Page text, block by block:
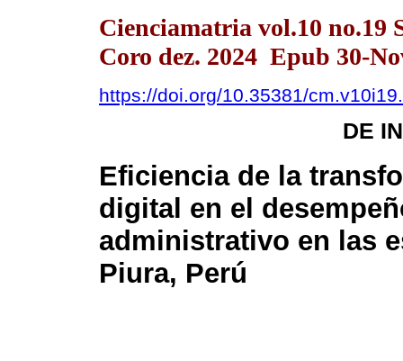
Cienciamatria vol.10 no.19
Coro dez. 2024 Epub 30-
https://doi.org/10.35381/
DE
Eficiencia de la
digital en el
administrativo en las
Piura, Perú